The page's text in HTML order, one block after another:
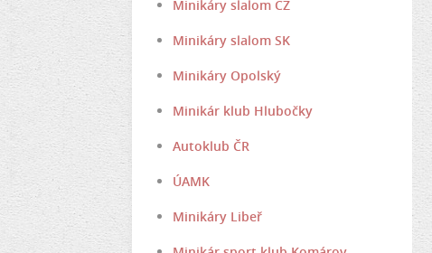
Minikáry slalom CZ
Minikáry slalom SK
Minikáry Opolský
Minikár klub Hlubočky
Autoklub ČR
ÚAMK
Minikáry Libeř